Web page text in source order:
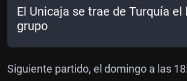
El Unicaja se trae de Turquía
grupo
Siguiente partido, el domingo a las